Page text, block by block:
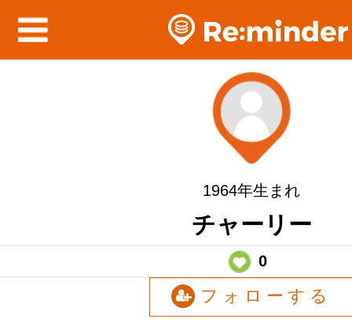
1964年生まれ
チャーリー
0
フォローする